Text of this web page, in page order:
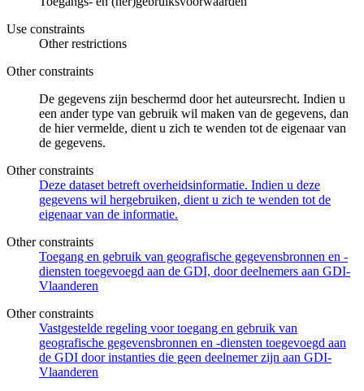
Use constraints
Other restrictions
Other constraints
De gegevens zijn beschermd door het auteursrecht. Indien u
een ander type van gebruik wil maken van de gegevens, dan
de hier vermelde, dient u zich te wenden tot de eigenaar van
de gegevens.
Other constraints
Deze dataset betreft overheidsinformatie. Indien u deze
gegevens wil hergebruiken, dient u zich te wenden tot de
eigenaar van de informatie.
Other constraints
Toegang en gebruik van geografische gegevensbronnen en -
diensten toegevoegd aan de GDI, door deelnemers aan GDI-
Vlaanderen
Other constraints
Vastgestelde regeling voor toegang en gebruik van
geografische gegevensbronnen en -diensten toegevoegd aan
de GDI door instanties die geen deelnemer zijn aan GDI-
Vlaanderen